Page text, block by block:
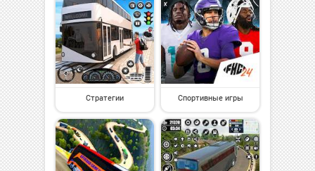
Стратегии Спортивные игры